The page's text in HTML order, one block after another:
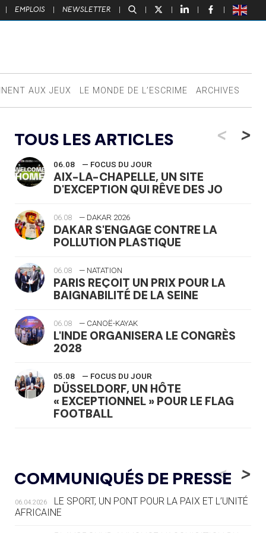
| EMPLOIS | NEWSLETTER | | | | |
AUX JEUX LE MONDE DE L’ESCRIME ARCHIVES
TOUS LES ARTICLES <
06.08 — FOCUS DU JOUR
AIX-LA-CHAPELLE, UN SITE
D'EXCEPTION QUI RÊVE DES JO
06.08 — DAKAR 2026
DAKAR S'ENGAGE CONTRE LA
POLLUTION PLASTIQUE
06.08 — NATATION
PARIS REÇOIT UN PRIX POUR LA
BAIGNABILITÉ DE LA SEINE
06.08 — CANOË-KAYAK
L'INDE ORGANISERA LE CONGRÈS
2028
05.08 — FOCUS DU JOUR
DÜSSELDORF, UN HÔTE
« EXCEPTIONNEL » POUR LE FLAG
FOOTBALL
LE RÊVE DE VOIR LA LUGE ALPINE
AUX JO « N'EST PAS FINI »
05.08 — TIR À L'ARC
DES MONDIAUX À BRISBANE SUR LA
>
COMMUNIQUÉS DE PRESSE
<
06.04.2026
LE SPORT, UN PONT POUR LA PAIX ET L’UNITÉ
AFRICAINE
>